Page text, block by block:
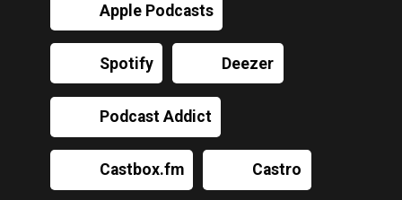
Apple Podcasts
Spotify Deezer
Podcast Addict
Castbox.fm Castro